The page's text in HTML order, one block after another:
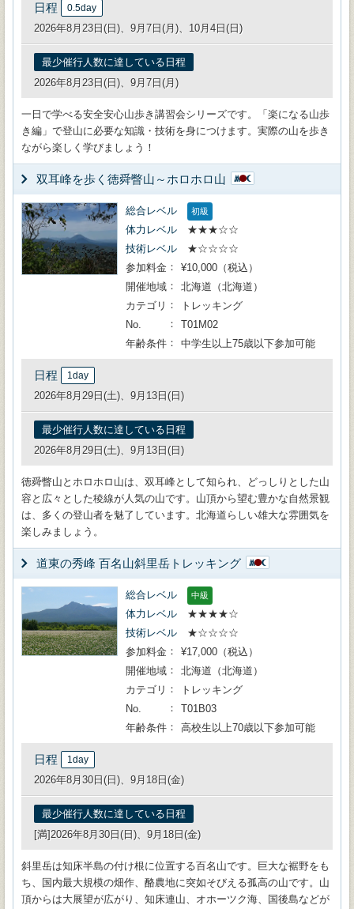
日程 0.5day
2026年8月23日(日)、9月7日(月)、10月4日(日)
最少催行人数に達している日程
2026年8月23日(日)、9月7日(月)
一日で学べる安全安心山歩き講習会シリーズです。「楽になる山歩
き編」で登山に必要な知識・技術を身につけます。実際の山を歩き
ながら楽しく学びましょう！
双耳峰を歩く徳舜瞥山～ホロホロ山
総合レベル 初級
体力レベル
★★★☆☆
技術レベル
★☆☆☆☆
参加料金
¥10,000（税込）
開催地域
北海道（北海道）
カテゴリ
トレッキング
No.
T01M02
年齢条件
中学生以上75歳以下参加可能
日程 1day
2026年8月29日(土)、9月13日(日)
最少催行人数に達している日程
2026年8月29日(土)、9月13日(日)
徳舜瞥山とホロホロ山は、双耳峰として知られ、どっしりとした山
容と広々とした稜線が人気の山です。山頂から望む豊かな自然景観
は、多くの登山者を魅了しています。北海道らしい雄大な雰囲気を
楽しみましょう。
道東の秀峰 百名山斜里岳トレッキング
総合レベル 中級
体力レベル
★★★★☆
技術レベル
★☆☆☆☆
参加料金
¥17,000（税込）
開催地域
北海道（北海道）
カテゴリ
トレッキング
No.
T01B03
年齢条件
高校生以上70歳以下参加可能
日程 1day
2026年8月30日(日)、9月18日(金)
最少催行人数に達している日程
[満]2026年8月30日(日)、9月18日(金)
斜里岳は知床半島の付け根に位置する百名山です。巨大な裾野をも
ち、国内最大規模の畑作、酪農地に突如そびえる孤高の山です。山
頂からは大展望が広がり、知床連山、オホーツク海、国後島などが